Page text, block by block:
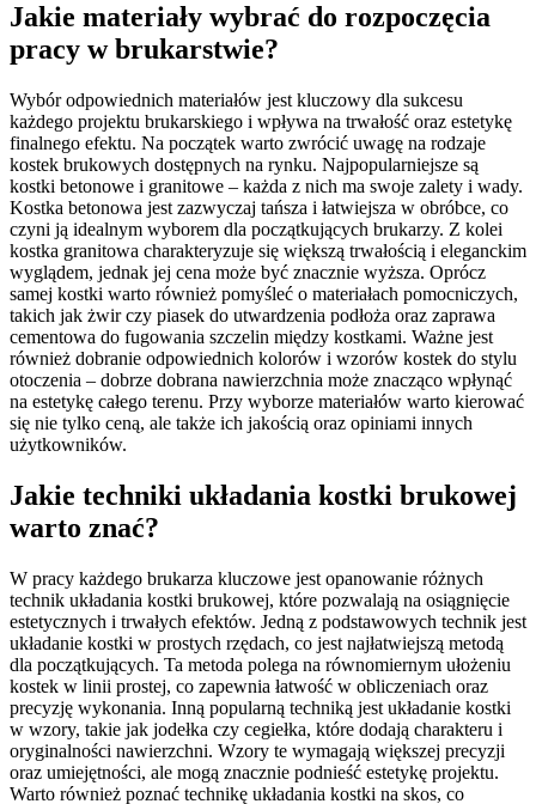
Jakie materiały wybrać do rozpoczęcia
pracy w brukarstwie?
Wybór odpowiednich materiałów jest kluczowy dla sukcesu
każdego projektu brukarskiego i wpływa na trwałość oraz estetykę
finalnego efektu. Na początek warto zwrócić uwagę na rodzaje
kostek brukowych dostępnych na rynku. Najpopularniejsze są
kostki betonowe i granitowe – każda z nich ma swoje zalety i wady.
Kostka betonowa jest zazwyczaj tańsza i łatwiejsza w obróbce, co
czyni ją idealnym wyborem dla początkujących brukarzy. Z kolei
kostka granitowa charakteryzuje się większą trwałością i eleganckim
wyglądem, jednak jej cena może być znacznie wyższa. Oprócz
samej kostki warto również pomyśleć o materiałach pomocniczych,
takich jak żwir czy piasek do utwardzenia podłoża oraz zaprawa
cementowa do fugowania szczelin między kostkami. Ważne jest
również dobranie odpowiednich kolorów i wzorów kostek do stylu
otoczenia – dobrze dobrana nawierzchnia może znacząco wpłynąć
na estetykę całego terenu. Przy wyborze materiałów warto kierować
się nie tylko ceną, ale także ich jakością oraz opiniami innych
użytkowników.
Jakie techniki układania kostki brukowej
warto znać?
W pracy każdego brukarza kluczowe jest opanowanie różnych
technik układania kostki brukowej, które pozwalają na osiągnięcie
estetycznych i trwałych efektów. Jedną z podstawowych technik jest
układanie kostki w prostych rzędach, co jest najłatwiejszą metodą
dla początkujących. Ta metoda polega na równomiernym ułożeniu
kostek w linii prostej, co zapewnia łatwość w obliczeniach oraz
precyzję wykonania. Inną popularną techniką jest układanie kostki
w wzory, takie jak jodełka czy cegiełka, które dodają charakteru i
oryginalności nawierzchni. Wzory te wymagają większej precyzji
oraz umiejętności, ale mogą znacznie podnieść estetykę projektu.
Warto również poznać technikę układania kostki na skos, co